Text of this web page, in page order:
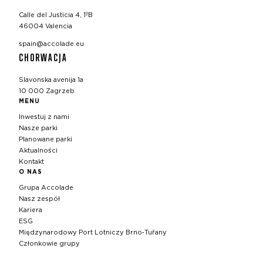
Calle del Justicia 4, 1ºB
46004 Valencia
spain@accolade.eu
CHORWACJA
Slavonska avenija 1a
10 000 Zagrzeb
MENU
Inwestuj z nami
Nasze parki
Planowane parki
Aktualności
Kontakt
O NAS
Grupa Accolade
Nasz zespół
Kariera
ESG
Międzynarodowy Port Lotniczy Brno‑Tuřany
Członkowie grupy